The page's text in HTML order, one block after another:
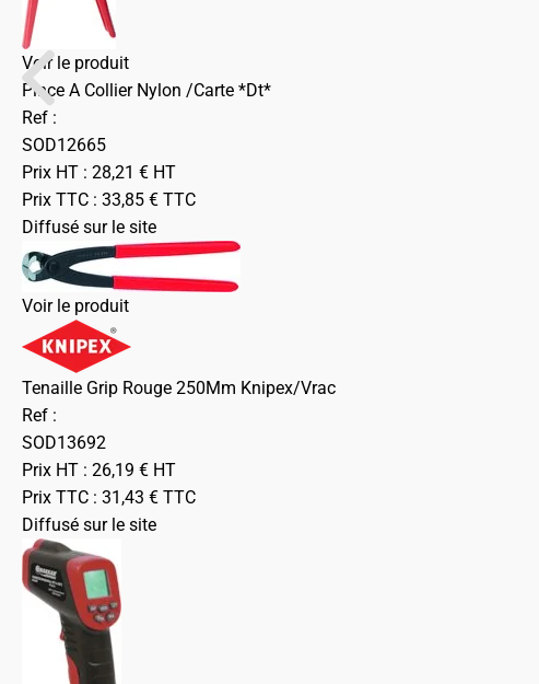
Voir le produit
Pince A Collier Nylon /Carte *Dt*
Ref :
SOD12665
Prix HT : 28,21 € HT
Prix TTC : 33,85 € TTC
Diffusé sur le site
Voir le produit
Tenaille Grip Rouge 250Mm Knipex/Vrac
Ref :
SOD13692
Prix HT : 26,19 € HT
Prix TTC : 31,43 € TTC
Diffusé sur le site